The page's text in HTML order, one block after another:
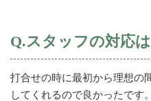
Q.スタッフの対応
打合せの時に最初から理想の
してくれるので良かったです。